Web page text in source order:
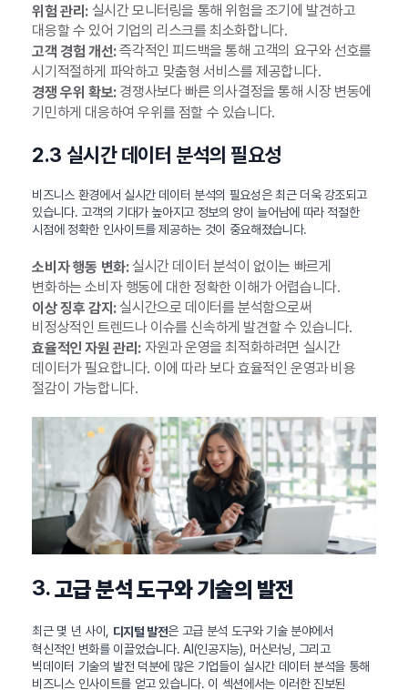
위험 관리:실시간 모니터링을 통해 위험을 조기에 발견하고
대응할 수 있어 기업의 리스크를 최소화합니다.
고객 경험 개선:즉각적인 피드백을 통해 고객의 요구와 선호를
시기적절하게 파악하고 맞춤형 서비스를 제공합니다.
경쟁 우위 확보:경쟁사보다 빠른 의사결정을 통해 시장 변동에
기민하게 대응하여 우위를 점할 수 있습니다.
2.3 실시간 데이터 분석의 필요성
비즈니스 환경에서 실시간 데이터 분석의 필요성은 최근 더욱 강조되고
있습니다. 고객의 기대가 높아지고 정보의 양이 늘어남에 따라 적절한
시점에 정확한 인사이트를 제공하는 것이 중요해졌습니다.
소비자 행동 변화:실시간 데이터 분석이 없이는 빠르게
변화하는 소비자 행동에 대한 정확한 이해가 어렵습니다.
이상 징후 감지:실시간으로 데이터를 분석함으로써
비정상적인 트렌드나 이슈를 신속하게 발견할 수 있습니다.
효율적인 자원 관리:자원과 운영을 최적화하려면 실시간
데이터가 필요합니다. 이에 따라 보다 효율적인 운영과 비용
절감이 가능합니다.
3.고급 분석 도구와 기술의 발전
최근 몇 년 사이, 디지털 발전은 고급 분석 도구와 기술 분야에서
혁신적인 변화를 이끌었습니다. AI(인공지능), 머신러닝, 그리고
빅데이터 기술의 발전 덕분에 많은 기업들이 실시간 데이터 분석을 통해
비즈니스 인사이트를 얻고 있습니다. 이 섹션에서는 이러한 진보된